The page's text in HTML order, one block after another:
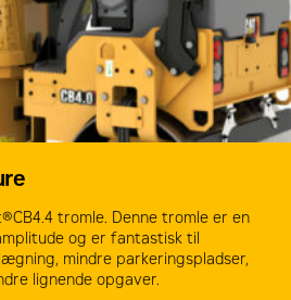
tromle. Denne tromle er en
og er fantastisk til
mindre parkeringspladser,
lignende opgaver.